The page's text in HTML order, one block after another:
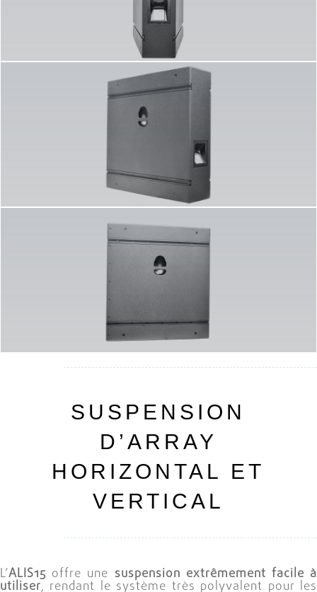
SUSPENSION
D’ARRAY
HORIZONTAL ET
VERTICAL
L’ALIS15 offre une suspension extrêmement facile à
utiliser, rendant le système très polyvalent pour les